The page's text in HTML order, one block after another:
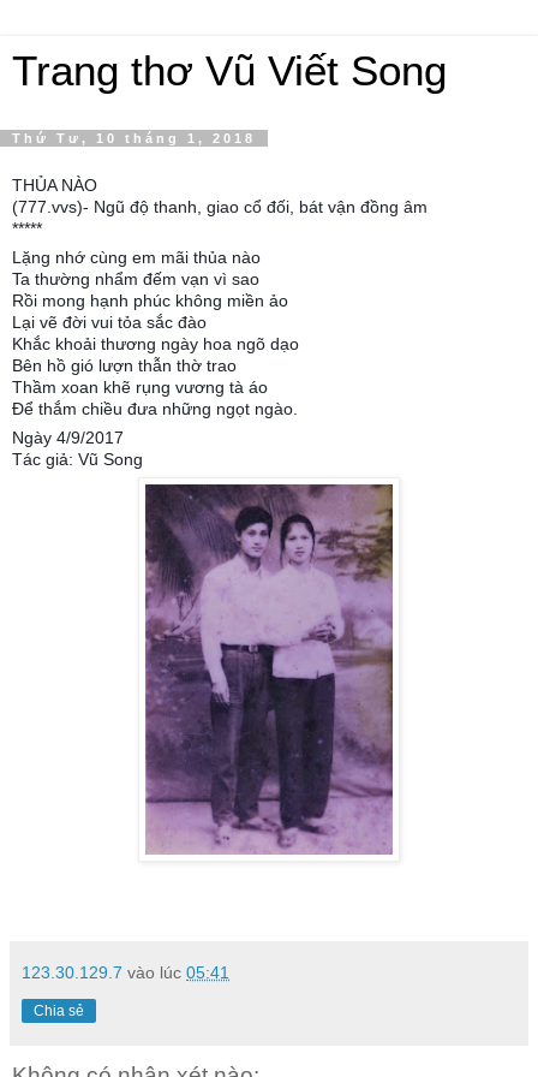
Trang thơ Vũ Viết Song
Thứ Tư, 10 tháng 1, 2018
THỦA NÀO
(777.vvs)- Ngũ độ thanh, giao cổ đối, bát vận đồng âm
*****
Lặng nhớ cùng em mãi thủa nào
Ta thường nhẩm đếm vạn vì sao
Rồi mong hạnh phúc không miền ảo
Lại vẽ đời vui tỏa sắc đào
Khắc khoải thương ngày hoa ngõ dạo
Bên hồ gió lượn thẫn thờ trao
Thầm xoan khẽ rụng vương tà áo
Để thắm chiều đưa những ngọt ngào.
Ngày 4/9/2017
Tác giả: Vũ Song
123.30.129.7 vào lúc 05:41
Chia sẻ